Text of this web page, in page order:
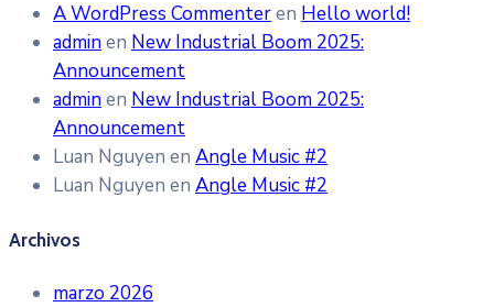
A WordPress Commenteren Hello world!
adminen New Industrial Boom 2025:
Announcement
adminen New Industrial Boom 2025:
Announcement
Luan Nguyen en Angle Music #2
Luan Nguyen en Angle Music #2
Archivos
marzo 2026